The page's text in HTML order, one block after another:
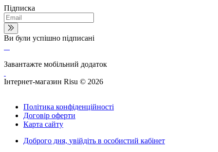
Підписка
Ви були успішно підписані
Завантажте мобільний додаток
Інтернет-магазин Risu © 2026
Політика конфіденційності
Договір оферти
Карта сайту
Доброго дня, увійдіть в особистий кабінет